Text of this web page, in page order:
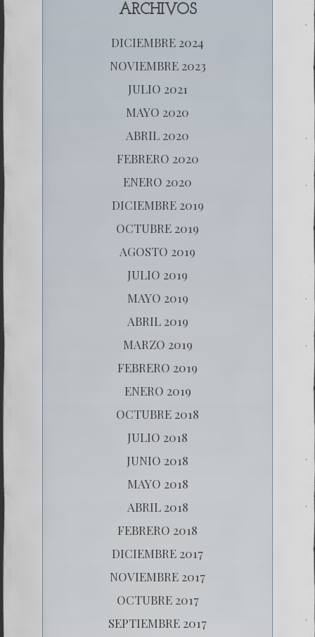
ARCHIVOS
DICIEMBRE 2024
NOVIEMBRE 2023
JULIO 2021
MAYO 2020
ABRIL 2020
FEBRERO 2020
ENERO 2020
DICIEMBRE 2019
OCTUBRE 2019
AGOSTO 2019
JULIO 2019
MAYO 2019
ABRIL 2019
MARZO 2019
FEBRERO 2019
ENERO 2019
OCTUBRE 2018
JULIO 2018
JUNIO 2018
MAYO 2018
ABRIL 2018
FEBRERO 2018
DICIEMBRE 2017
NOVIEMBRE 2017
OCTUBRE 2017
SEPTIEMBRE 2017